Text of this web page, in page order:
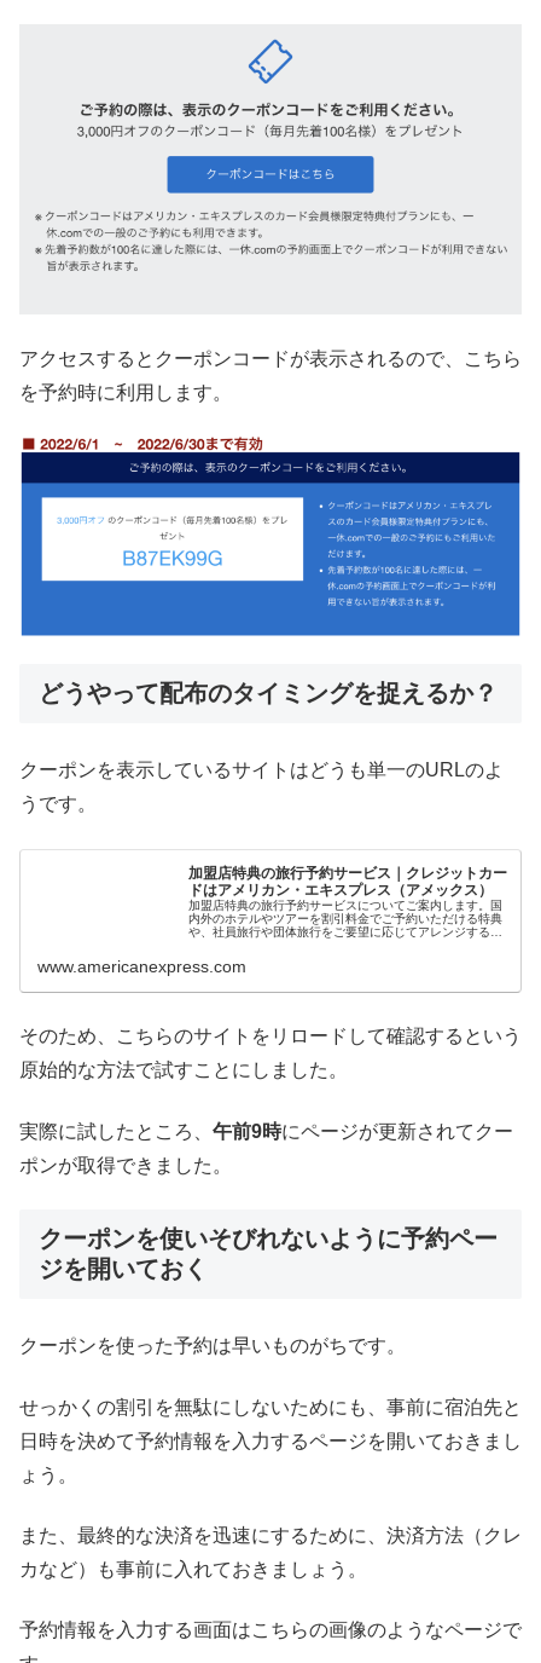
アクセスするとクーポンコードが表示されるので、こちら
を予約時に利用します。
どうやって配布のタイミングを捉えるか？
クーポンを表示しているサイトはどうも単一のURLのよ
うです。
加盟店特典の旅行予約サービス｜クレジットカー
ドはアメリカン・エキスプレス（アメックス）
加盟店特典の旅行予約サービスについてご案内します。国
内外のホテルやツアーを割引料金でご予約いただける特典
や、社員旅行や団体旅行をご要望に応じてアレンジするサ
www.americanexpress.com
そのため、こちらのサイトをリロードして確認するという
原始的な方法で試すことにしました。
実際に試したところ、 午前9時にページが更新されてクー
ポンが取得できました。
クーポンを使いそびれないように予約ペー
ジを開いておく
クーポンを使った予約は早いものがちです。
せっかくの割引を無駄にしないためにも、事前に宿泊先と
日時を決めて予約情報を入力するページを開いておきまし
ょう。
また、最終的な決済を迅速にするために、決済方法（クレ
カなど）も事前に入れておきましょう。
予約情報を入力する画面はこちらの画像のようなページで